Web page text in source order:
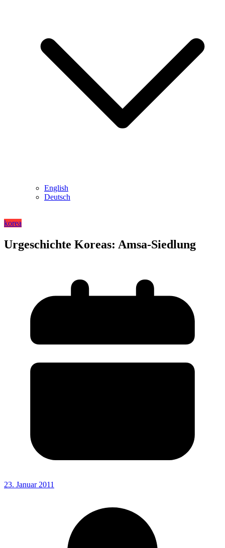
English
Deutsch
korea
Urgeschichte Koreas: Amsa-Siedlung
23. Januar 2011